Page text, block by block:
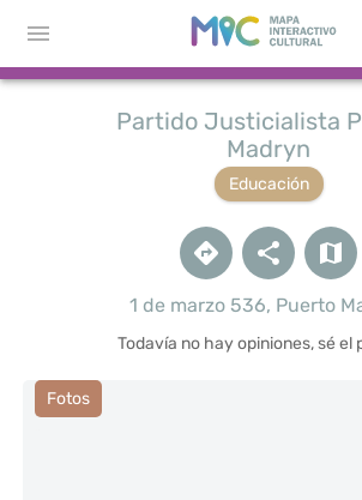
Partido Justicialista
Madryn
Educación
1 de marzo 536, Puerto
Todavía no hay opiniones, sé el
Fotos